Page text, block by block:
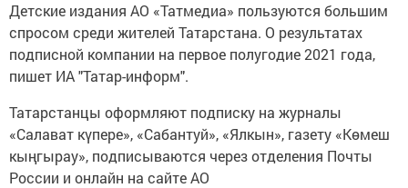
Детские издания АО «Татмедиа» пользуются большим
спросом среди жителей Татарстана. О результатах
подписной компании на первое полугодие 2021 года,
пишет ИА "Татар-информ".
Татарстанцы оформляют подписку на журналы
«Салават күпере», «Сабантуй», «Ялкын», газету «Көмеш
кыңгырау», подписываются через отделения Почты
России и онлайн на сайте АО